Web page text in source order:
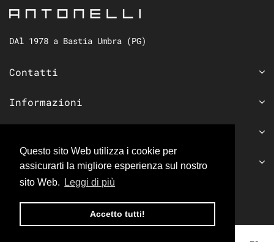
Questo sito Web utilizza i cookie per
assicurarti la migliore esperienza sul nostro
sito Web.
Leggi di più
Accetto tutti!
DAl 1978 a Bastia Umbra (PG)
Contatti
Informazioni
Iscriviti alla newsletter